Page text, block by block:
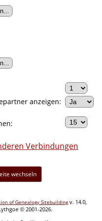
anzeigen:
Verbindungen
wechseln
of Genealogy Sitebuildingv. 14.0,
© 2001-2026.